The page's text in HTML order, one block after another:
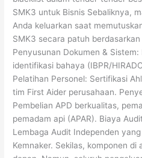
SMK3 untuk Bisnis Sebaliknya,
Anda keluarkan saat
SMK3 secara patuh
Penyusunan Dokumen &
identifikasi bahaya (IBPR/
Pelatihan Personel: Sertifikasi
tim First Aider perusahaan.
Pembelian APD berkualitas,
pemadam api (APAR). Biaya
Lembaga Audit Independen
Kemnaker. Sekilas, komponen